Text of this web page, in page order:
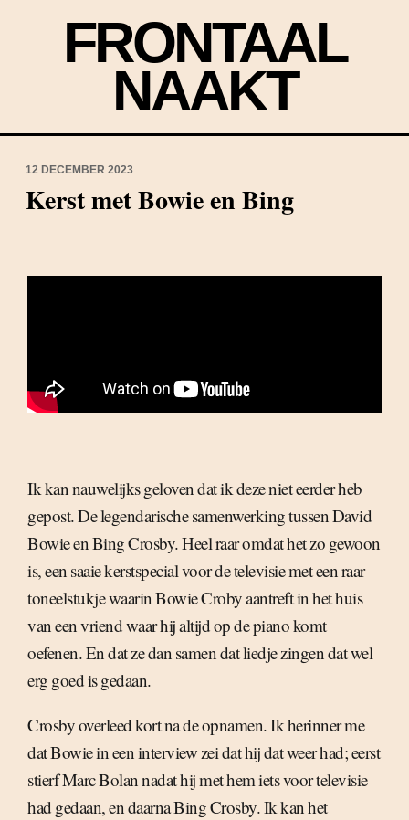
FRONTAAL
NAAKT
12 DECEMBER 2023
Kerst met Bowie en Bing
Ik kan nauwelijks geloven dat ik deze niet eerder heb
gepost. De legendarische samenwerking tussen David
Bowie en Bing Crosby. Heel raar omdat het zo gewoon
is, een saaie kerstspecial voor de televisie met een raar
toneelstukje waarin Bowie Croby aantreft in het huis
van een vriend waar hij altijd op de piano komt
oefenen. En dat ze dan samen dat liedje zingen dat wel
erg goed is gedaan.
Crosby overleed kort na de opnamen. Ik herinner me
dat Bowie in een interview zei dat hij dat weer had; eerst
stierf Marc Bolan nadat hij met hem iets voor televisie
had gedaan, en daarna Bing Crosby. Ik kan het